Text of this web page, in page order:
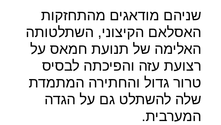
שניהם מודאגים מהתחזקות
האסלאם הקיצוני, השתלטותה
האלימה של תנועת חמאס על
רצועת עזה והפיכתה לבסיס
טרור גדול והחתירה המתמדת
שלה להשתלט גם על הגדה
המערבית.